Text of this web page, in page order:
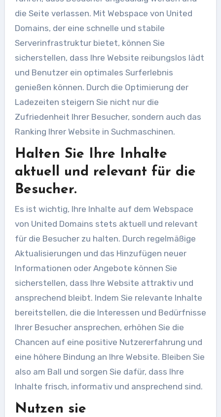
die Seite verlassen. Mit Webspace von United
Domains, der eine schnelle und stabile
Serverinfrastruktur bietet, können Sie
sicherstellen, dass Ihre Website reibungslos lädt
und Benutzer ein optimales Surferlebnis
genießen können. Durch die Optimierung der
Ladezeiten steigern Sie nicht nur die
Zufriedenheit Ihrer Besucher, sondern auch das
Ranking Ihrer Website in Suchmaschinen.
Halten Sie Ihre Inhalte
aktuell und relevant für die
Besucher.
Es ist wichtig, Ihre Inhalte auf dem Webspace
von United Domains stets aktuell und relevant
für die Besucher zu halten. Durch regelmäßige
Aktualisierungen und das Hinzufügen neuer
Informationen oder Angebote können Sie
sicherstellen, dass Ihre Website attraktiv und
ansprechend bleibt. Indem Sie relevante Inhalte
bereitstellen, die die Interessen und Bedürfnisse
Ihrer Besucher ansprechen, erhöhen Sie die
Chancen auf eine positive Nutzererfahrung und
eine höhere Bindung an Ihre Website. Bleiben Sie
also am Ball und sorgen Sie dafür, dass Ihre
Inhalte frisch, informativ und ansprechend sind.
Nutzen sie